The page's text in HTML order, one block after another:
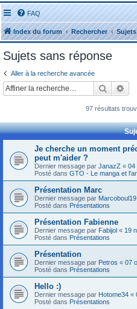
FAQ
Index du forum Rechercher
Sujets sans réponse
Aller à la recherche avancée
97 résultats
Je cherche un moment
peut m'aider ?
Dernier message par JanazZ « 04
Posté dans GTO - Le manga et
Présentation Marc
Dernier message par Marcoboul19
Posté dans Présentations
Présentation Fabienne
Dernier message par Fabijol « 19
Posté dans Présentations
Présentation
Dernier message par Petros « 07
Posté dans Présentations
Hello :)
Dernier message par Hotome34 «
Posté dans Présentations